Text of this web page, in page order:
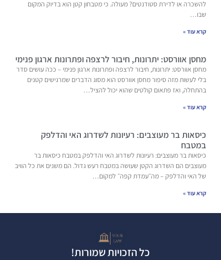
להשכרה או לדירת סטודנטים? מעולה. כי מטבחון קטן הוא בדיוק המקום
שבו…
קרא עוד »
מחסן אוורסט: יתרונות, חיבור לרצפה ופתרונות ארגון פנימי
מחסן אוורסט: יתרונות, חיבור לרצפה ופתרונות ארגון פנימי – ככה עושים סדר
בלי לעשות מזה סיפור מחסן אוורסט הוא מסוג הדברים שמרגישים קטנים
בהתחלה, ואז פתאום קולטים שהוא יכול להציל…
קרא עוד »
כיסאות בר מעוצבים: רעיונות לשדרוג האי והדלפק
במטבח
כיסאות בר מעוצבים: רעיונות לשדרוג האי והדלפק במטבח כיסאות בר
מעוצבים הם השדרוג הקטן שעושה במטבח רעש גדול. הם משנים את כל הוויב
של האי והדלפק – מה״עמדת קפה״ למקום…
קרא עוד »
כל הזכויות שמורות!